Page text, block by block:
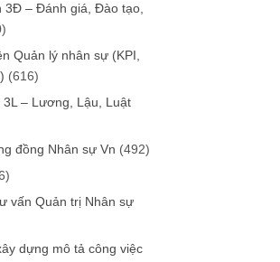
3Đ – Đánh giá, Đào tạo,
Quản lý nhân sự (KPI,
(616)
– Lương, Lậu, Luật
đồng Nhân sự Vn (492)
vấn Quản trị Nhân sự
dựng mô tả công việc